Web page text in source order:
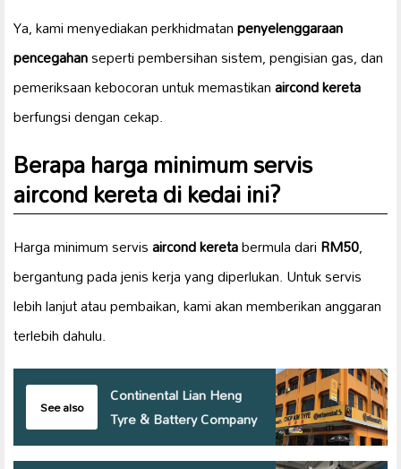
Ya, kami menyediakan perkhidmatanpenyelenggaraan
pencegahanseperti pembersihan sistem, pengisian gas, dan
pemeriksaan kebocoran untuk memastikanaircond kereta
berfungsi dengan cekap.
Berapa harga minimum servis
aircond keretadi kedai ini?
Harga minimum servisaircond keretabermula dariRM50,
bergantung pada jenis kerja yang diperlukan. Untuk servis
lebih lanjut atau pembaikan, kami akan memberikan anggaran
terlebih dahulu.
See also
Continental Lian Heng
Tyre & Battery Company